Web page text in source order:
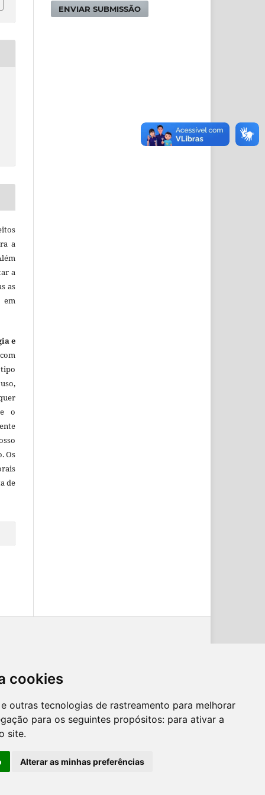
cookies
outras tecnologias de rastreamento para melhorar
para os seguintes propósitos: para ativar a
site.
Alterar as minhas preferências
a
a
as
em
e
o
Os
de
ENVIAR SUBMISSÃO